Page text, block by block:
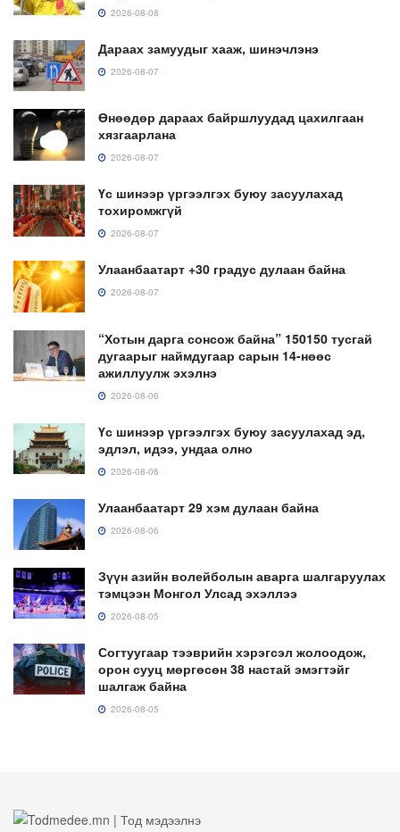
2026-08-08
Дараах замуудыг хааж, шинэчлэнэ
2026-08-07
Өнөөдөр дараах байршлуудад цахилгаан
хязгаарлана
2026-08-07
Үс шинээр үргээлгэх буюу засуулахад
тохиромжгүй
2026-08-07
Улаанбаатарт +30 градус дулаан байна
2026-08-07
“Хотын дарга сонсож байна” 150150 тусгай
дугаарыг наймдугаар сарын 14-нөөс
ажиллуулж эхэлнэ
2026-08-06
Үс шинээр үргээлгэх буюу засуулахад эд,
эдлэл, идээ, ундаа олно
2026-08-06
Улаанбаатарт 29 хэм дулаан байна
2026-08-06
Зүүн азийн волейболын аварга шалгаруулах
тэмцээн Монгол Улсад эхэллээ
2026-08-05
Согтуугаар тээврийн хэрэгсэл жолоодож,
орон сууц мөргөсөн 38 настай эмэгтэйг
шалгаж байна
2026-08-05